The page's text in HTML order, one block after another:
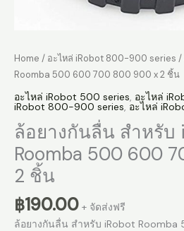
Home / อะไหล่ iRobot 800-900 series /
Roomba 500 600 700 800 900 x 2 ชิ้น
อะไหล่ iRobot 500 series, อะไหล่
iRobot 800-900 series, อะไหล่
ล้อยางกันลื่น สำหรับ
Roomba 500 600
2 ชิ้น
฿190.00 + จัดส่งฟรี
ล้อยางกันลื่น สำหรับ iRobot